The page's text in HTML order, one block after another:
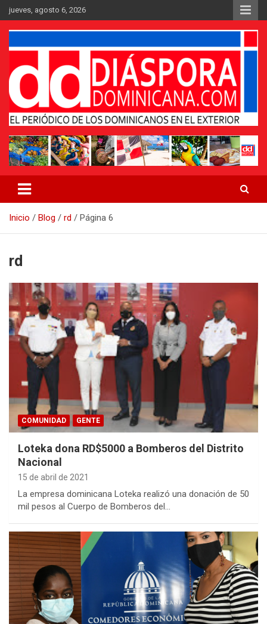
Saltar
al
contenido
jueves, agosto 6, 2026
Periódico Diáspora Dominicana
Inicio Blog rd Página 6
rd
COMUNIDAD GENTE
Loteka dona RD$5000 a Bomberos del Distrito
Nacional
15 de abril de 2021
La empresa dominicana Loteka realizó una donación de 50
mil pesos al Cuerpo de Bomberos del…